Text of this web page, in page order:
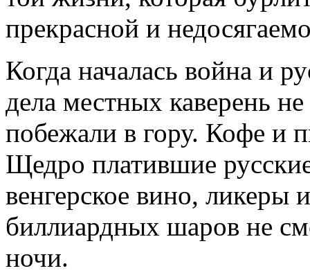
прекрасной и
Когда началась война и
дела местных каверень
побежали в гору. Кофе и
Щедро платившие
венгерское вино, ликеры
биллиардных шаров не
ночи.